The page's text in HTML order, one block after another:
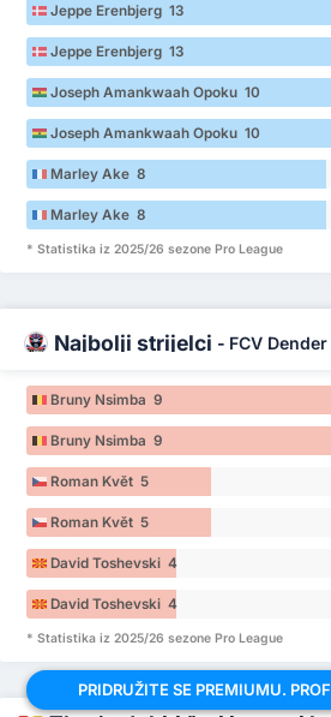
Jeppe Erenbjerg 13
Jeppe Erenbjerg 13
Joseph Amankwaah Opoku 10
Joseph Amankwaah Opoku 10
Marley Ake 8
Marley Ake 8
* Statistika iz 2025/26 sezone Pro League
Najbolji strijelci - FCV Dender
Bruny Nsimba 9
Bruny Nsimba 9
Roman Květ 5
Roman Květ 5
David Toshevski 4
David Toshevski 4
* Statistika iz 2025/26 sezone Pro League
PRIDRUŽITE SE PREMIUMU.